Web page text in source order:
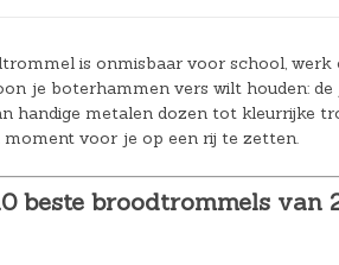
Joolz Kinderwagens
Maxi-Cosi Kinderwagens
Nuna Kinderwagens
Twee-/Driewielers
Rammelaars en bijtringen
Speelgoedkisten
Uitvalbeveiliging
Slaapzakken
is onmisbaar voor school,
je boterhammen vers wilt houden:
handige metalen dozen tot kleurrijke
moment voor je op een rij te zetten.
beste broodtrommels van